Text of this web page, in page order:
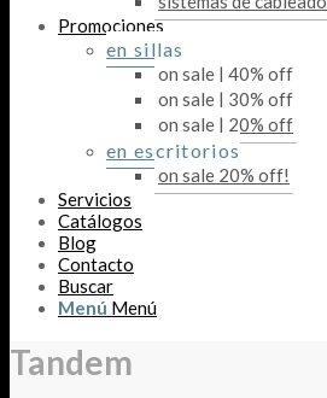
Promociones
en sillas
on sale | 40% off
on sale | 30% off
on sale | 20% off
en escritorios
on sale 20% off!
Servicios
Catálogos
Blog
Contacto
Buscar
Menú Menú
Tandem